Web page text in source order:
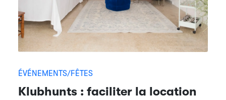
ÉVÉNEMENTS/FÊTES
Klubhunts : faciliter la location